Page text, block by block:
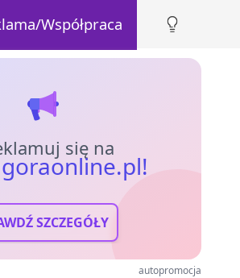
Współpraca
się na
SZCZEGÓŁY
autopromocja